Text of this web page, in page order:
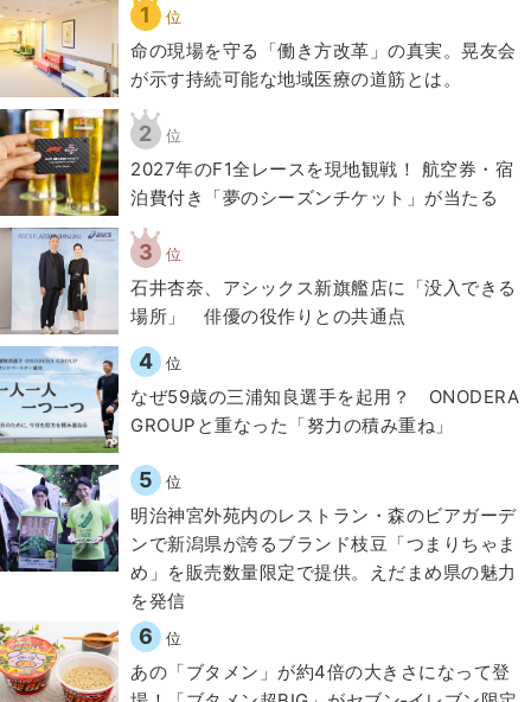
1 位
​命の現場を守る「働き方改革」の真実。晃友会
が示す持続可能な地域医療の道筋とは。
2 位
2027年のF1全レースを現地観戦！ 航空券・宿
泊費付き「夢のシーズンチケット」が当たる
3 位
石井杏奈、アシックス新旗艦店に「没入できる
場所」 俳優の役作りとの共通点
4 位
なぜ59歳の三浦知良選手を起用？ ONODERA
GROUPと重なった「努力の積み重ね」
5 位
明治神宮外苑内のレストラン・森のビアガーデ
ンで新潟県が誇るブランド枝豆「つまりちゃま
め」を販売数量限定で提供。えだまめ県の魅力
を発信
6 位
あの「ブタメン」が約4倍の大きさになって登